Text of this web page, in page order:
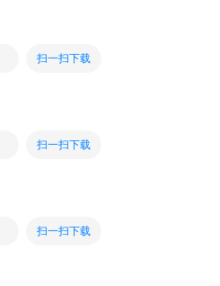
扫一扫下载
扫一扫下载
扫一扫下载